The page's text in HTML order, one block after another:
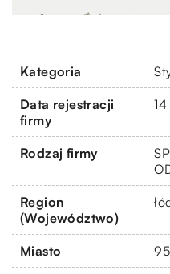
Kategoria
Data rejestracji
firmy
Rodzaj firmy
Region
(Województwo)
Miasto